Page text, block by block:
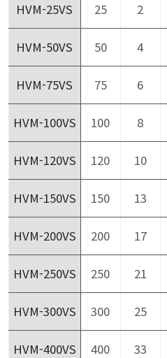
HVM-25VS 25 2
HVM-50VS 50 4
HVM-75VS 75 6
HVM-100VS 100 8
HVM-120VS 120 10
HVM-150VS 150 13
HVM-200VS 200 17
HVM-250VS 250 21
HVM-300VS 300 25
HVM-400VS 400 33